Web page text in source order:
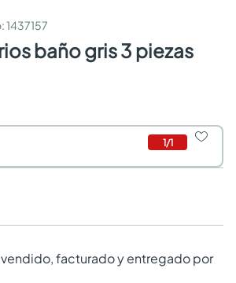
:1437157
1/1
facturado y entregado por